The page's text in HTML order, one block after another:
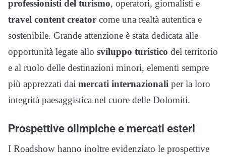
professionisti del turismo, operatori, giornalisti e
travel content creator come una realtà autentica e
sostenibile. Grande attenzione è stata dedicata alle
opportunità legate allo sviluppo turistico del territorio
e al ruolo delle destinazioni minori, elementi sempre
più apprezzati dai mercati internazionali per la loro
integrità paesaggistica nel cuore delle Dolomiti.
Prospettive olimpiche e mercati esteri
I Roadshow hanno inoltre evidenziato le prospettive